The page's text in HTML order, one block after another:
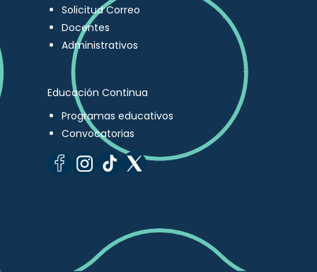
Solicitud Correo
Docentes
Administrativos
Educación Continua
Programas educativos
Convocatorias